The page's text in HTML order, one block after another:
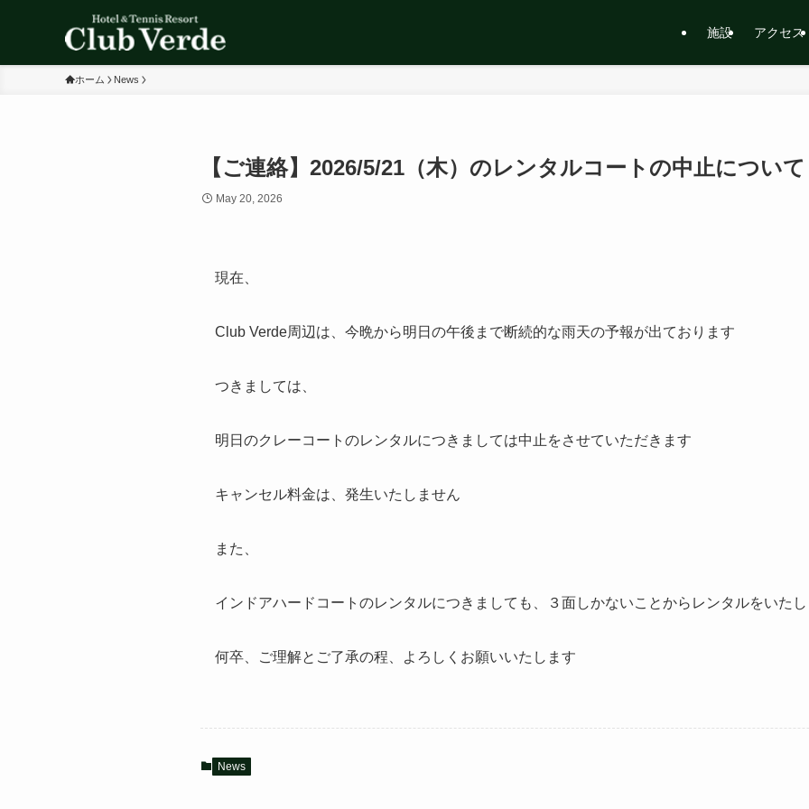
施設 アクセス
ホーム News
【ご連絡】2026/5/21（木）のレンタルコートの中止について
May 20, 2026
現在、
Club Verde周辺は、今晩から明日の午後まで断続的な雨天の予報が出ております
つきましては、
明日のクレーコートのレンタルにつきましては中止をさせていただきます
キャンセル料金は、発生いたしません
また、
インドアハードコートのレンタルにつきましても、３面しかないことからレンタルをいた
何卒、ご理解とご了承の程、よろしくお願いいたします
News